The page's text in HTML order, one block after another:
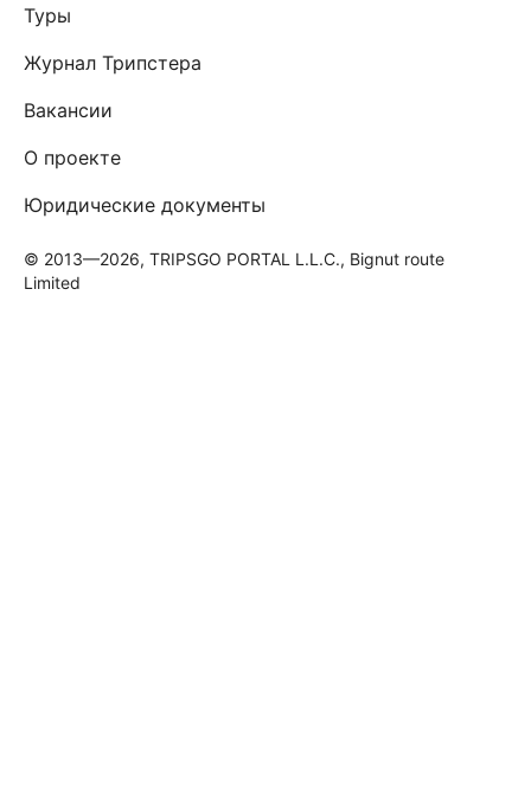
Туры
Журнал Трипстера
Вакансии
О проекте
Юридические документы
© 2013—2026, TRIPSGO PORTAL L.L.C., Bignut route
Limited